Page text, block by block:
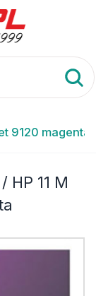
9120 magenta
HP 11 M